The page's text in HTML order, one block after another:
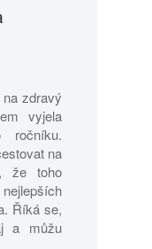
zdravý
vyjela
ročníku.
na
že toho
Říká se,
a můžu